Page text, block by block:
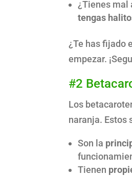
¿Tienes mal
tengas
¿Te has fijado
empezar.
#2
Los
naranja. Estos
Son la
Tienen